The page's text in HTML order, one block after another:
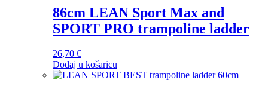
86cm LEAN Sport Max and
SPORT PRO trampoline ladder
26,70 €
Dodaj u košaricu